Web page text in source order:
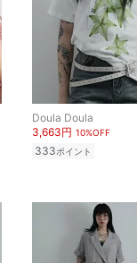
Doula Doula
3,663円 10%OFF
333ポイント